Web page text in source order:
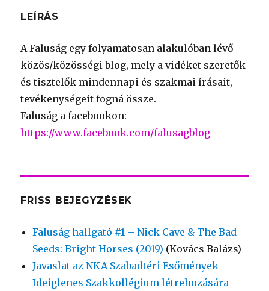
LEÍRÁS
A Faluság egy folyamatosan alakulóban lévő
közös/közösségi blog, mely a vidéket szeretők
és tisztelők mindennapi és szakmai írásait,
tevékenységeit fogná össze.
Faluság a facebookon:
https://www.facebook.com/falusagblog
FRISS BEJEGYZÉSEK
Faluság hallgató #1 – Nick Cave & The Bad
Seeds: Bright Horses (2019) (Kovács Balázs)
Javaslat az NKA Szabadtéri Esőmények
Ideiglenes Szakkollégium létrehozására